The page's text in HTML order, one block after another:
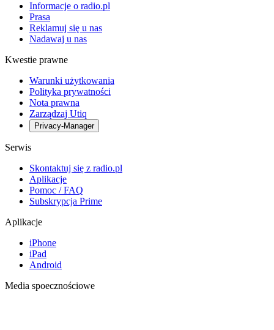
Informacje o radio.pl
Prasa
Reklamuj się u nas
Nadawaj u nas
Kwestie prawne
Warunki użytkowania
Polityka prywatności
Nota prawna
Zarządzaj Utiq
Privacy-Manager
Serwis
Skontaktuj się z radio.pl
Aplikacje
Pomoc / FAQ
Subskrypcja Prime
Aplikacje
iPhone
iPad
Android
Media spoecznościowe